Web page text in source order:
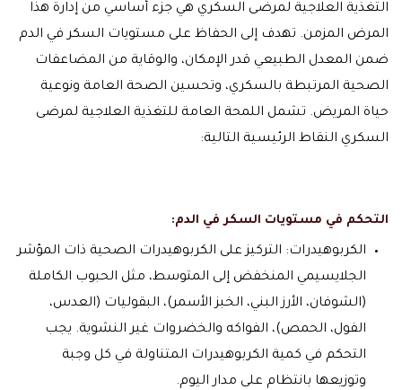
التغذية العلاجية لمرضى السكري هي جزء أساسي من إدارة هذا
المرض المزمن. تهدف إلى الحفاظ على مستويات السكر في الدم
ضمن المعدل الطبيعي قدر الإمكان، والوقاية من المضاعفات
الصحية المرتبطة بالسكري، وتحسين الصحة العامة ونوعية
حياة المريض. تشمل اللمحة العامة للتغذية العلاجية لمرضى
السكري النقاط الرئيسية التالية:
التحكم في مستويات السكر في الدم:
الكربوهيدرات: التركيز على الكربوهيدرات الصحية ذات المؤشر
الجلايسيمي المنخفض إلى المتوسط، مثل الحبوب الكاملة
(الشوفان، الأرز البني، الخبز الأسمر)، البقوليات (العدس،
الفول، الحمص)، الفواكه والخضروات غير النشوية. يجب
التحكم في كمية الكربوهيدرات المتناولة في كل وجبة
وتوزيعها بانتظام على مدار اليوم.